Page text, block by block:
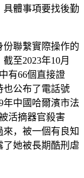
具體事項要找後勤
份聯繫實際操作的
至2023年10月
有66個直接證
也公布了電話號
年中國哈爾濱市法
活摘器官殺害
，被一個有良知
了她被長期酷刑虐